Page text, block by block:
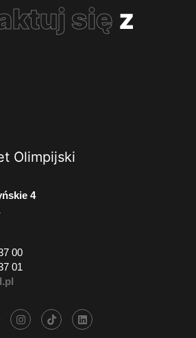
się z
Olimpijski
4
00
01